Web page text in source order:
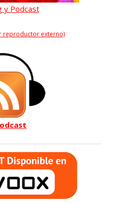
y Podcast
reproductor externo)